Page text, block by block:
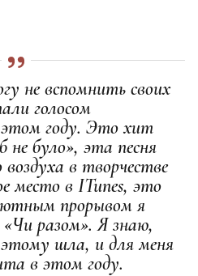
не вспомнить своих
голосом
году. Это хит
було», эта песня
в творчестве
место в ITunes, это
прорывом я
разом». Я знаю,
шла, и для меня
в этом году.